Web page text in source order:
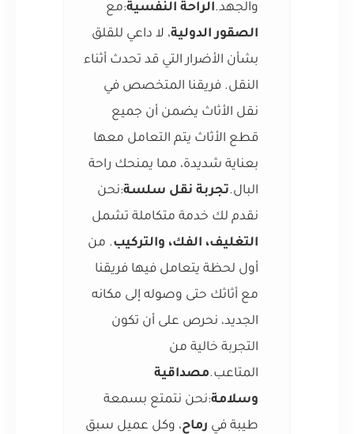
والجهد.الراحة النفسية:مع
الصقور الدولية، لا داعي للقلق
بشأن الأضرار التي قد تحدث أثناء
النقل. فريقنا المتخصص في
نقل الأثاث يضمن أن جميع
قطع الأثاث يتم التعامل معها
بعناية شديدة، مما يمنحك راحة
البال.تجربة نقل سلسة:نحن
نقدم لك خدمة متكاملة تشمل
التغليف، الفك، والتركيب. من
أول لحظة يتعامل فيها فريقنا
مع أثاثك حتى وصوله إلى مكانه
الجديد، نحرص على أن تكون
التجربة خالية من
المتاعب.مصداقية
وسلامة:نحن نتمتع بسمعة
طيبة في رماح، وكل عميل سبق